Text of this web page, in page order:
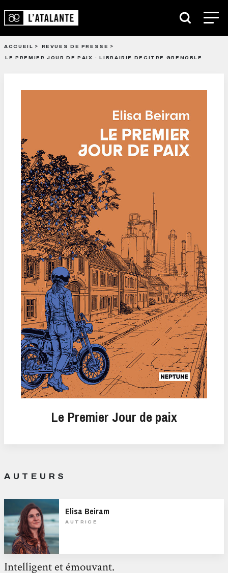
ACCUEIL
REVUES DE PRESSE
LE PREMIER JOUR DE PAIX - LIBRAIRIE DECITRE GRENOBLE
Le Premier Jour de paix
AUTEURS
Elisa Beiram
AUTRICE
Intelligent et émouvant.